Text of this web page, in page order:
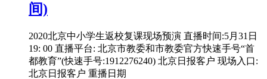
间)
2020北京中小学生返校复课现场预演 直播时间:5月31日
19: 00 直播平台: 北京市教委和市教委官方快速手号“首
都教育”(快速手号:1912276240) 北京日报客户 现场入口:
北京日报客户 重播日期